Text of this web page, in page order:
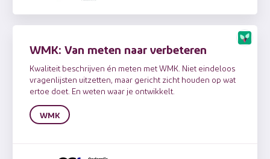
WMK: Van meten naar verbeteren
Kwaliteit beschrijven én meten met WMK. Niet eindeloos
vragenlijsten uitzetten, maar gericht zicht houden op wat
ertoe doet. En weten waar je ontwikkelt.
WMK